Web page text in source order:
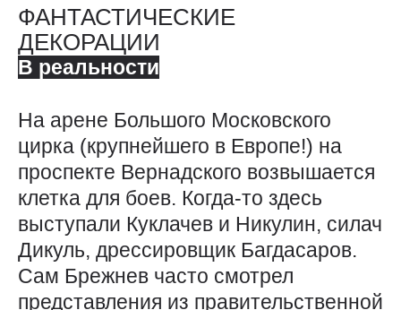
ФАНТАСТИЧЕСКИЕ
ДЕКОРАЦИИ
В реальности
На арене Большого Московского
цирка (крупнейшего в Европе!) на
проспекте Вернадского возвышается
клетка для боев. Когда-то здесь
выступали Куклачев и Никулин, силач
Дикуль, дрессировщик Багдасаров.
Сам Брежнев часто смотрел
представления из правительственной